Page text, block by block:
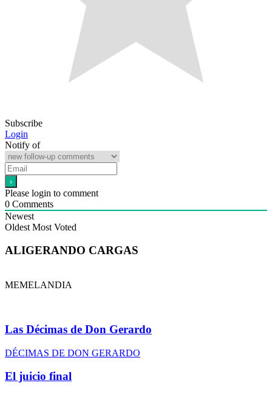
Subscribe
Login
Notify of
Please login to comment
0 Comments
Newest
Oldest Most Voted
ALIGERANDO CARGAS
MEMELANDIA
Las Décimas de Don Gerardo
DÉCIMAS DE DON GERARDO
El juicio final